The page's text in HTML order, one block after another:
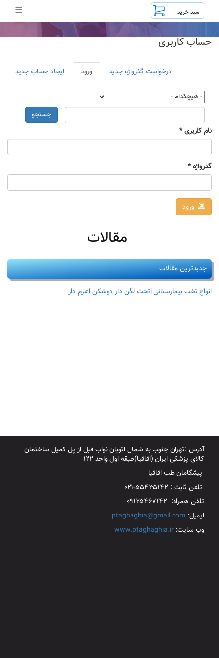
محتوای
≡
حساب کاربری
تب‌های
اولیه
ایجاد حساب جدید ورود
فعال)
درخواست گذرواژه جدید
جستجو
نام کاربری*
گذرواژه*
ورود
مقالات
جدیدترین مقالات
انواع تخت بیمارستانی |تخت لگن دار دوشکن اهرم دار
آدرس :تهران جنوب به شمال اتوبان نواب قبل از پل کمیل ساختمان
کالای پزشکی ایران (اقاقیا)طبقه اول واحد ۱۲۲
پیشگامان طب اقاقیا
تلفن ثابت : ۵۵۴۳۵۱۴۲-۰۲۱
تلفن همراه: ۰۹۱۲۵۴۶۷۱۴۲
ایمیل: ptaghaghia@gmail.com
وب سایت: www.ptaghaghia.ir